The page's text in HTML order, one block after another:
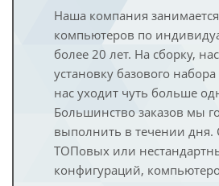
Наша компания
компьютеров по
более 20 лет. На сборку,
установку базового
нас уходит чуть больше
Большинство заказов мы
выполнить в течении дня.
ТОПовых или
конфигураций,